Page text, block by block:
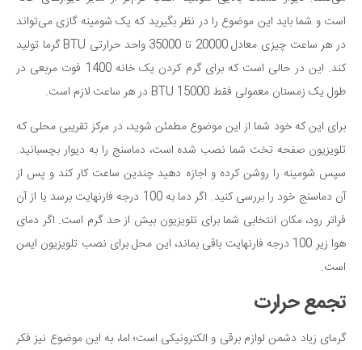
است و شما باید این موضوع را در نظر بگیرید که یک شومینه گازی می‌تواند
در هر ساعت چیزی معادل 20000 تا 35000 واحد حرارتی BTU گرما تولید
کند. این در حالی است که برای گرم کردن یک خانه 1400 فوت مربعی در
طول یک زمستان معمولی فقط 15000 BTU در هر ساعت لازم است.
برای این که خود شما از این موضوع مطمئن شوید، در مرکز تقریبی محلی که
تلویزیون صفحه تخت شما نصب شده است، دماسنج را به دیوار بچسبانید.
سپس شومینه را روشن کرده و اجازه دهید چندین ساعت کار کند و پس از
آن دماسنج خود را بررسی کنید. اگر دما به 100 درجه فارنهایت برسد یا از آن
فراتر رود، مکان انتخابی شما برای تلویزیون بیش از حد گرم است. اگر دمای
هوا زیر 100 درجه فارنهایت باقی بماند، این محل برای نصب تلویزیون ایمن
است.
تجمع حرارت
گرمای زیاد دشمن لوازم برقی و الکترونیکی است؛ اما، به این موضوع نیز فکر